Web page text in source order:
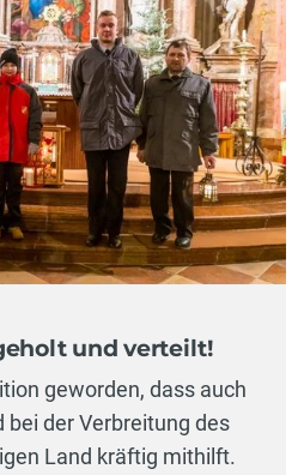
und verteilt!
geworden, dass auch
bei der Verbreitung des
Land kräftig mithilft.